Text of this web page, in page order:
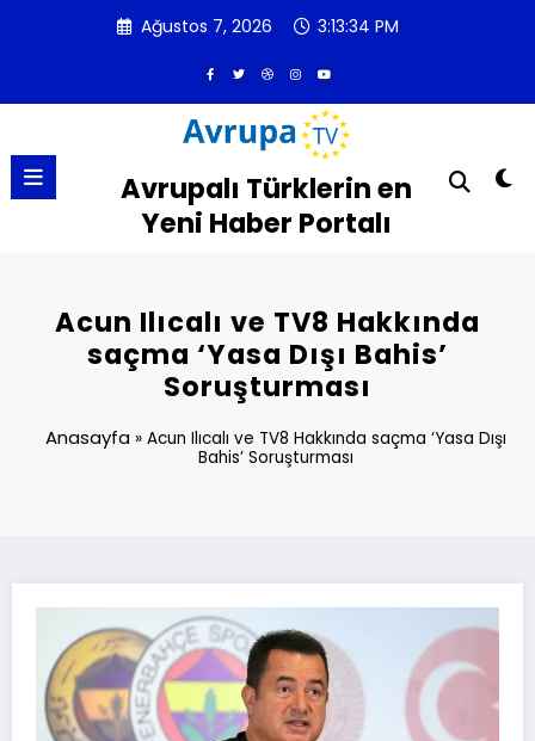
Ağustos 7, 2026 3:13:34 PM
Avrupalı Türklerin en
Yeni Haber Portalı
Acun Ilıcalı ve TV8 Hakkında
saçma ‘Yasa Dışı Bahis’
Soruşturması
Anasayfa» Acun Ilıcalı ve TV8 Hakkında saçma ‘Yasa Dışı
Bahis’ Soruşturması